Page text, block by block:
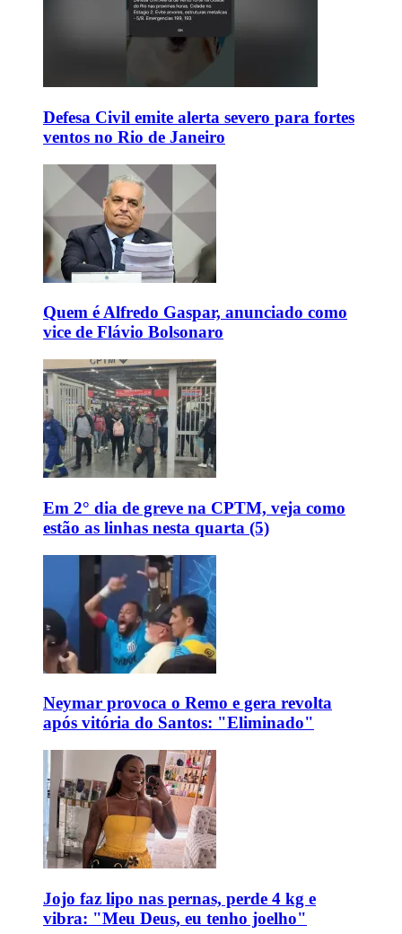
Defesa Civil emite alerta severo para fortes
ventos no Rio de Janeiro
Quem é Alfredo Gaspar, anunciado como
vice de Flávio Bolsonaro
Em 2° dia de greve na CPTM, veja como
estão as linhas nesta quarta (5)
Neymar provoca o Remo e gera revolta
após vitória do Santos: "Eliminado"
Jojo faz lipo nas pernas, perde 4 kg e
vibra: "Meu Deus, eu tenho joelho"